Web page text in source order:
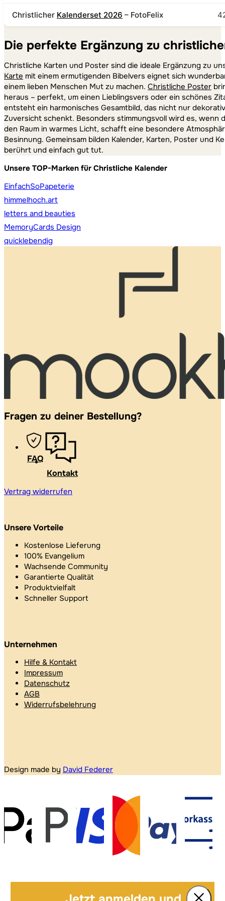
Christlicher Kalenderset 2026 – FotoFelix
Die perfekte Ergänzung zu
Christliche Karten und Poster sind die ideale Ergänzung zu
Karte mit einem ermutigenden Bibelvers eignet sich
einem lieben Menschen Mut zu machen. Christliche Poster
heraus – perfekt, um einen Lieblingsvers oder ein schönes
entsteht ein harmonisches Gesamtbild, das nicht nur
Zuversicht schenkt. Besonders stimmungsvoll wird es, wenn
den Raum in warmes Licht, schafft eine besondere
Besinnung. Gemeinsam bilden Kalender, Karten, Poster und
berührt und einfach gut tut.
Unsere TOP-Marken für Christliche Kalender
EinfachSoPapeterie
himmelhoch.art
letters and beauties
MemoryCards Design
quicklebendig
Fragen zu deiner Bestellung?
FAQ
Kontakt
Vertrag widerrufen
Unsere Vorteile
Kostenlose Lieferung
100% Evangelium
Wachsende Community
Garantierte Qualität
Produktvielfalt
Schneller Support
Unternehmen
Hilfe & Kontakt
Impressum
Datenschutz
AGB
Widerrufsbelehrung
Design made by David Federer